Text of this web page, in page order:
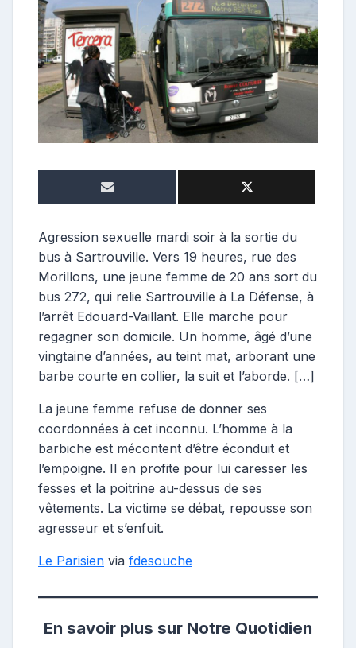
t
r
i
b
u
t
r
i
c
Agression sexuelle mardi soir à la sortie du
bus à Sartrouville. Vers 19 heures, rue des
Morillons, une jeune femme de 20 ans sort du
bus 272, qui relie Sartrouville à La Défense, à
l’arrêt Edouard-Vaillant. Elle marche pour
regagner son domicile. Un homme, âgé d’une
vingtaine d’années, au teint mat, arborant une
barbe courte en collier, la suit et l’aborde. […]
La jeune femme refuse de donner ses
coordonnées à cet inconnu. L’homme à la
barbiche est mécontent d’être éconduit et
l’empoigne. Il en profite pour lui caresser les
fesses et la poitrine au-dessus de ses
vêtements. La victime se débat, repousse son
agresseur et s’enfuit.
Le Parisien via fdesouche
En savoir plus sur Notre Quotidien